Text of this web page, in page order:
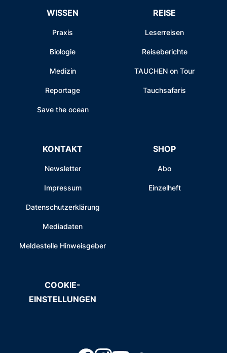
WISSEN
Praxis
Biologie
Medizin
Reportage
Save the ocean
REISE
Leserreisen
Reiseberichte
TAUCHEN on Tour
Tauchsafaris
KONTAKT
Newsletter
Impressum
Datenschutzerklärung
Mediadaten
Meldestelle Hinweisgeber
SHOP
Abo
Einzelheft
COOKIE-
EINSTELLUNGEN